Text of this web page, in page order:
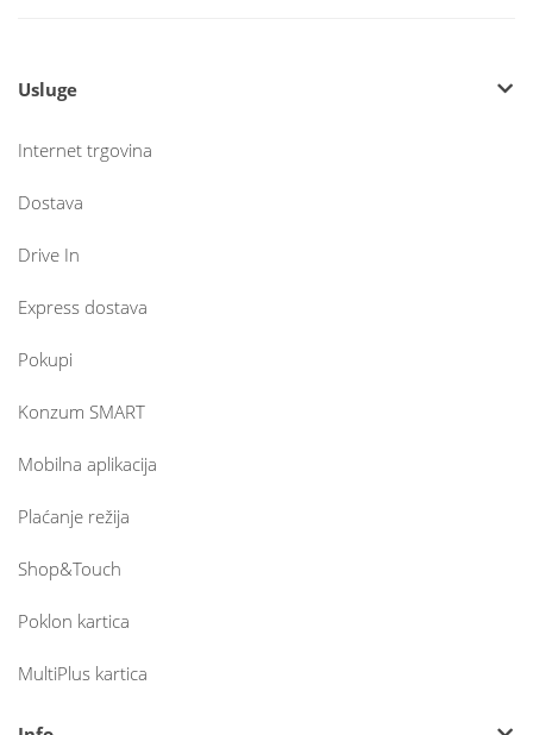
Usluge
Internet trgovina
Dostava
Drive In
Express dostava
Pokupi
Konzum SMART
Mobilna aplikacija
Plaćanje režija
Shop&Touch
Poklon kartica
MultiPlus kartica